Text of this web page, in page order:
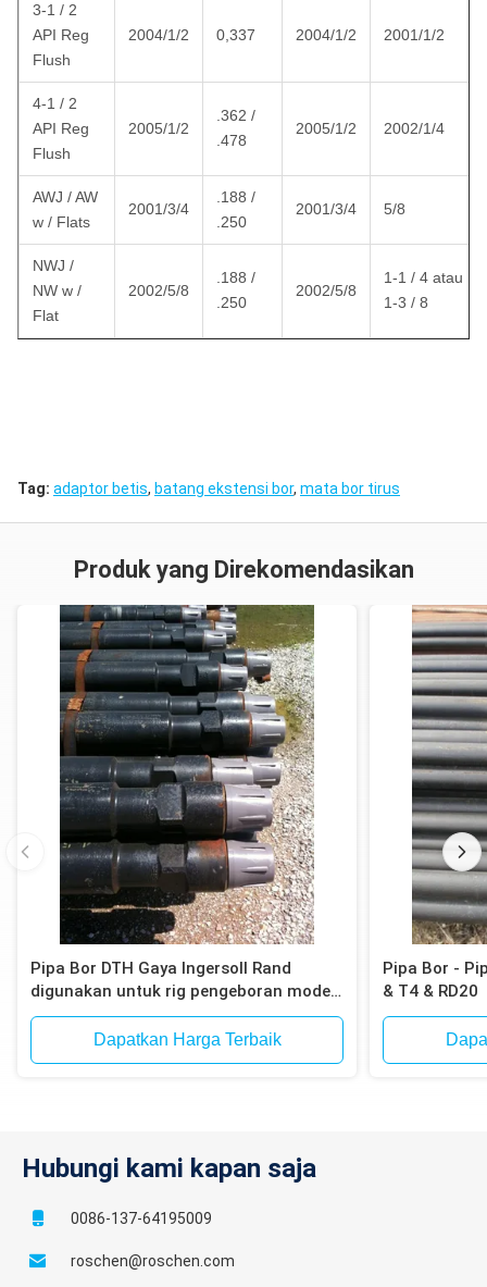
3-1 / 2
API Reg
Flush
2004/1/2 0,337 2004/1/2 2001/1/2
4-1 / 2
API Reg
Flush
2005/1/2
.362 /
.478
2005/1/2 2002/1/4
AWJ / AW
w / Flats
2001/3/4
.188 /
.250
2001/3/4 5/8
NWJ /
NW w /
Flat
2002/5/8
.188 /
.250
2002/5/8
1-1 / 4 atau
1-3 / 8
Tag: adaptor betis, batang ekstensi bor, mata bor tirus
Produk yang Direkomendasikan
Pipa Bor DTH Gaya Ingersoll Rand
digunakan untuk rig pengeboran model
Atlas Copco T4W, T685
Dapatkan Harga Terbaik
Pipa Bor -
& T4 & RD20
Hubungi kami kapan saja
0086-137-64195009
roschen@roschen.com